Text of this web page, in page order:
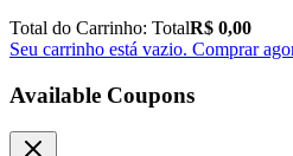
Total do Carrinho: TotalR$ 0,00
Seu carrinho está vazio. Comprar
Available Coupons